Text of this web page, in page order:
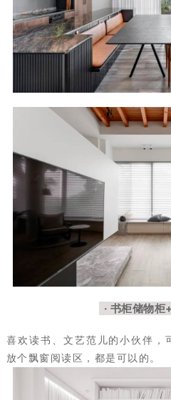
· 书柜储物柜
喜欢读书、文艺范儿的小伙伴，
放个飘窗阅读区，都是可以的。